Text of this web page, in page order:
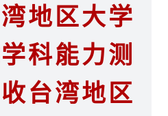
地区大学
科能力测
台湾地区